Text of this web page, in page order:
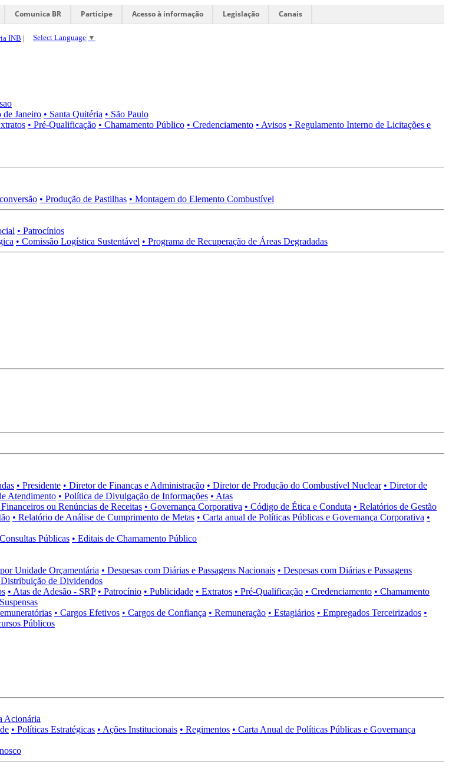
Comunica BR Participe Acesso à informação Legislação Canais
INB | Select Language ▼
de Janeiro • Santa Quitéria • São Paulo
• Pré-Qualificação • Chamamento Público • Credenciamento • Avisos • Regulamento Interno de Licitações e
• Produção de Pastilhas • Montagem do Elemento Combustível
• Patrocínios
• Comissão Logística Sustentável • Programa de Recuperação de Áreas Degradadas
• Presidente • Diretor de Finanças e Administração • Diretor de Produção do Combustível Nuclear • Diretor de
Atendimento • Política de Divulgação de Informações • Atas
ou Renúncias de Receitas • Governança Corporativa • Código de Ética e Conduta • Relatórios de Gestão
• Relatório de Análise de Cumprimento de Metas • Carta anual de Políticas Públicas e Governança Corporativa •
Públicas • Editais de Chamamento Público
Unidade Orçamentária • Despesas com Diárias e Passagens Nacionais • Despesas com Diárias e Passagens
de Dividendos
• Atas de Adesão - SRP • Patrocínio • Publicidade • Extratos • Pré-Qualificação • Credenciamento • Chamamento
• Cargos Efetivos • Cargos de Confiança • Remuneração • Estagiários • Empregados Terceirizados •
Públicos
Acionária
• Políticas Estratégicas • Ações Institucionais • Regimentos • Carta Anual de Políticas Públicas e Governança